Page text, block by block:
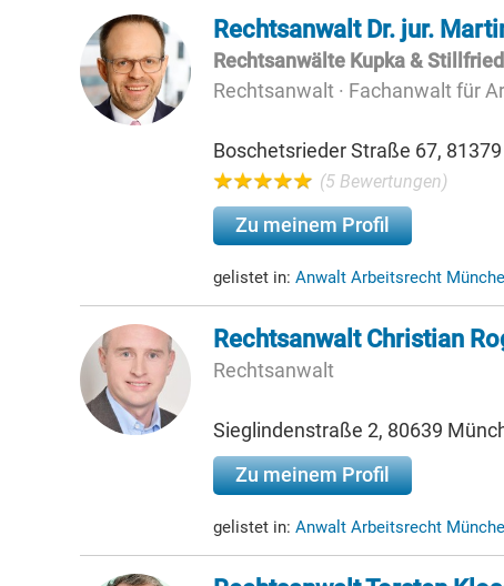
Rechtsanwalt Dr. jur.
Rechtsanwälte Kupka &
Rechtsanwalt · Fachanwalt für
Boschetsrieder Straße 67,
(5 Bewertungen)
Zu meinem Profil
gelistet in: Anwalt Arbeitsrecht
Rechtsanwalt Christian
Rechtsanwalt
Sieglindenstraße 2, 80639
Zu meinem Profil
gelistet in: Anwalt Arbeitsrecht